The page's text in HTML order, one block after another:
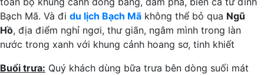
Bạch Mã. Và đi du lịch Bạch Mã không thể bỏ qua Ngũ
Hồ, địa điểm nghỉ ngơi, thư giãn, ngâm mình trong làn
nước trong xanh với khung cảnh hoang sơ, tinh khiết
Buổi trưa: Quý khách dùng bữa trưa bên dòng suối mát